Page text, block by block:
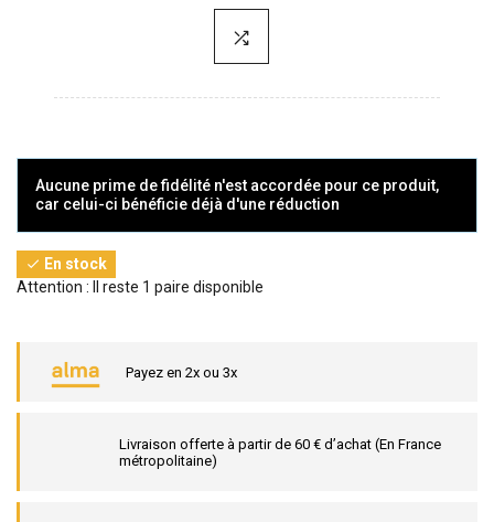
Aucune prime de fidélité n'est accordée pour ce produit,
car celui-ci bénéficie déjà d'une réduction
 En stock
Attention : Il reste 1 paire disponible
Payez en 2x ou 3x
Livraison offerte à partir de 60 € d’achat (En France
métropolitaine)